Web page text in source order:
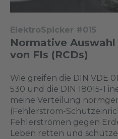
ElektroSpicker #015
Normative
von FIs (RCDs)
Wie greifen die DIN VDE
530 und die DIN 18015-1
meine Verteilung
(Fehlerstrom-
Fehlerströmen gegen
Leben retten und